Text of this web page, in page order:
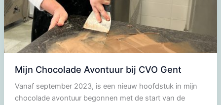
Mijn Chocolade Avontuur bij CVO Gent
Vanaf september 2023, is een nieuw hoofdstuk in mijn
chocolade avontuur begonnen met de start van de